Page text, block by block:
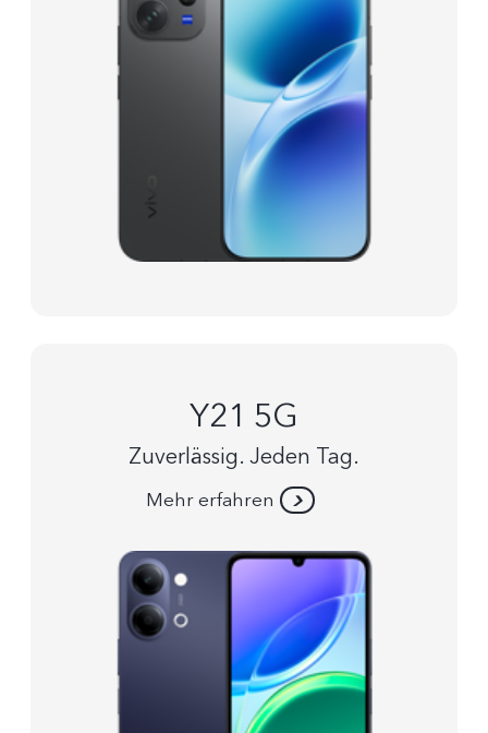
Y21 5G
Zuverlässig. Jeden Tag.
Mehr erfahren